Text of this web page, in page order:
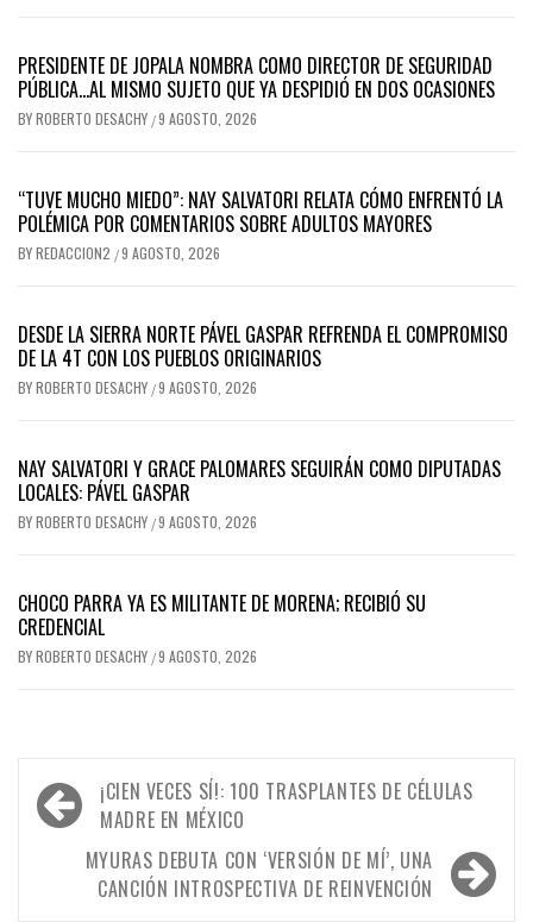
PRESIDENTE DE JOPALA NOMBRA COMO DIRECTOR DE SEGURIDAD
PÚBLICA…AL MISMO SUJETO QUE YA DESPIDIÓ EN DOS OCASIONES
BYROBERTO DESACHY /9 AGOSTO, 2026
“TUVE MUCHO MIEDO”: NAY SALVATORI RELATA CÓMO ENFRENTÓ LA
POLÉMICA POR COMENTARIOS SOBRE ADULTOS MAYORES
BYREDACCION2 /9 AGOSTO, 2026
DESDE LA SIERRA NORTE PÁVEL GASPAR REFRENDA EL COMPROMISO
DE LA 4T CON LOS PUEBLOS ORIGINARIOS
BYROBERTO DESACHY /9 AGOSTO, 2026
NAY SALVATORI Y GRACE PALOMARES SEGUIRÁN COMO DIPUTADAS
LOCALES: PÁVEL GASPAR
BYROBERTO DESACHY /9 AGOSTO, 2026
CHOCO PARRA YA ES MILITANTE DE MORENA; RECIBIÓ SU
CREDENCIAL
BYROBERTO DESACHY /9 AGOSTO, 2026
Navegación
de
entradas
¡CIEN VECES SÍ!: 100 TRASPLANTES DE CÉLULAS
MADRE EN MÉXICO
MYURAS DEBUTA CON ‘VERSIÓN DE MÍ’, UNA
CANCIÓN INTROSPECTIVA DE REINVENCIÓN